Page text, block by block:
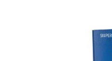
Bildergalerie überspringen